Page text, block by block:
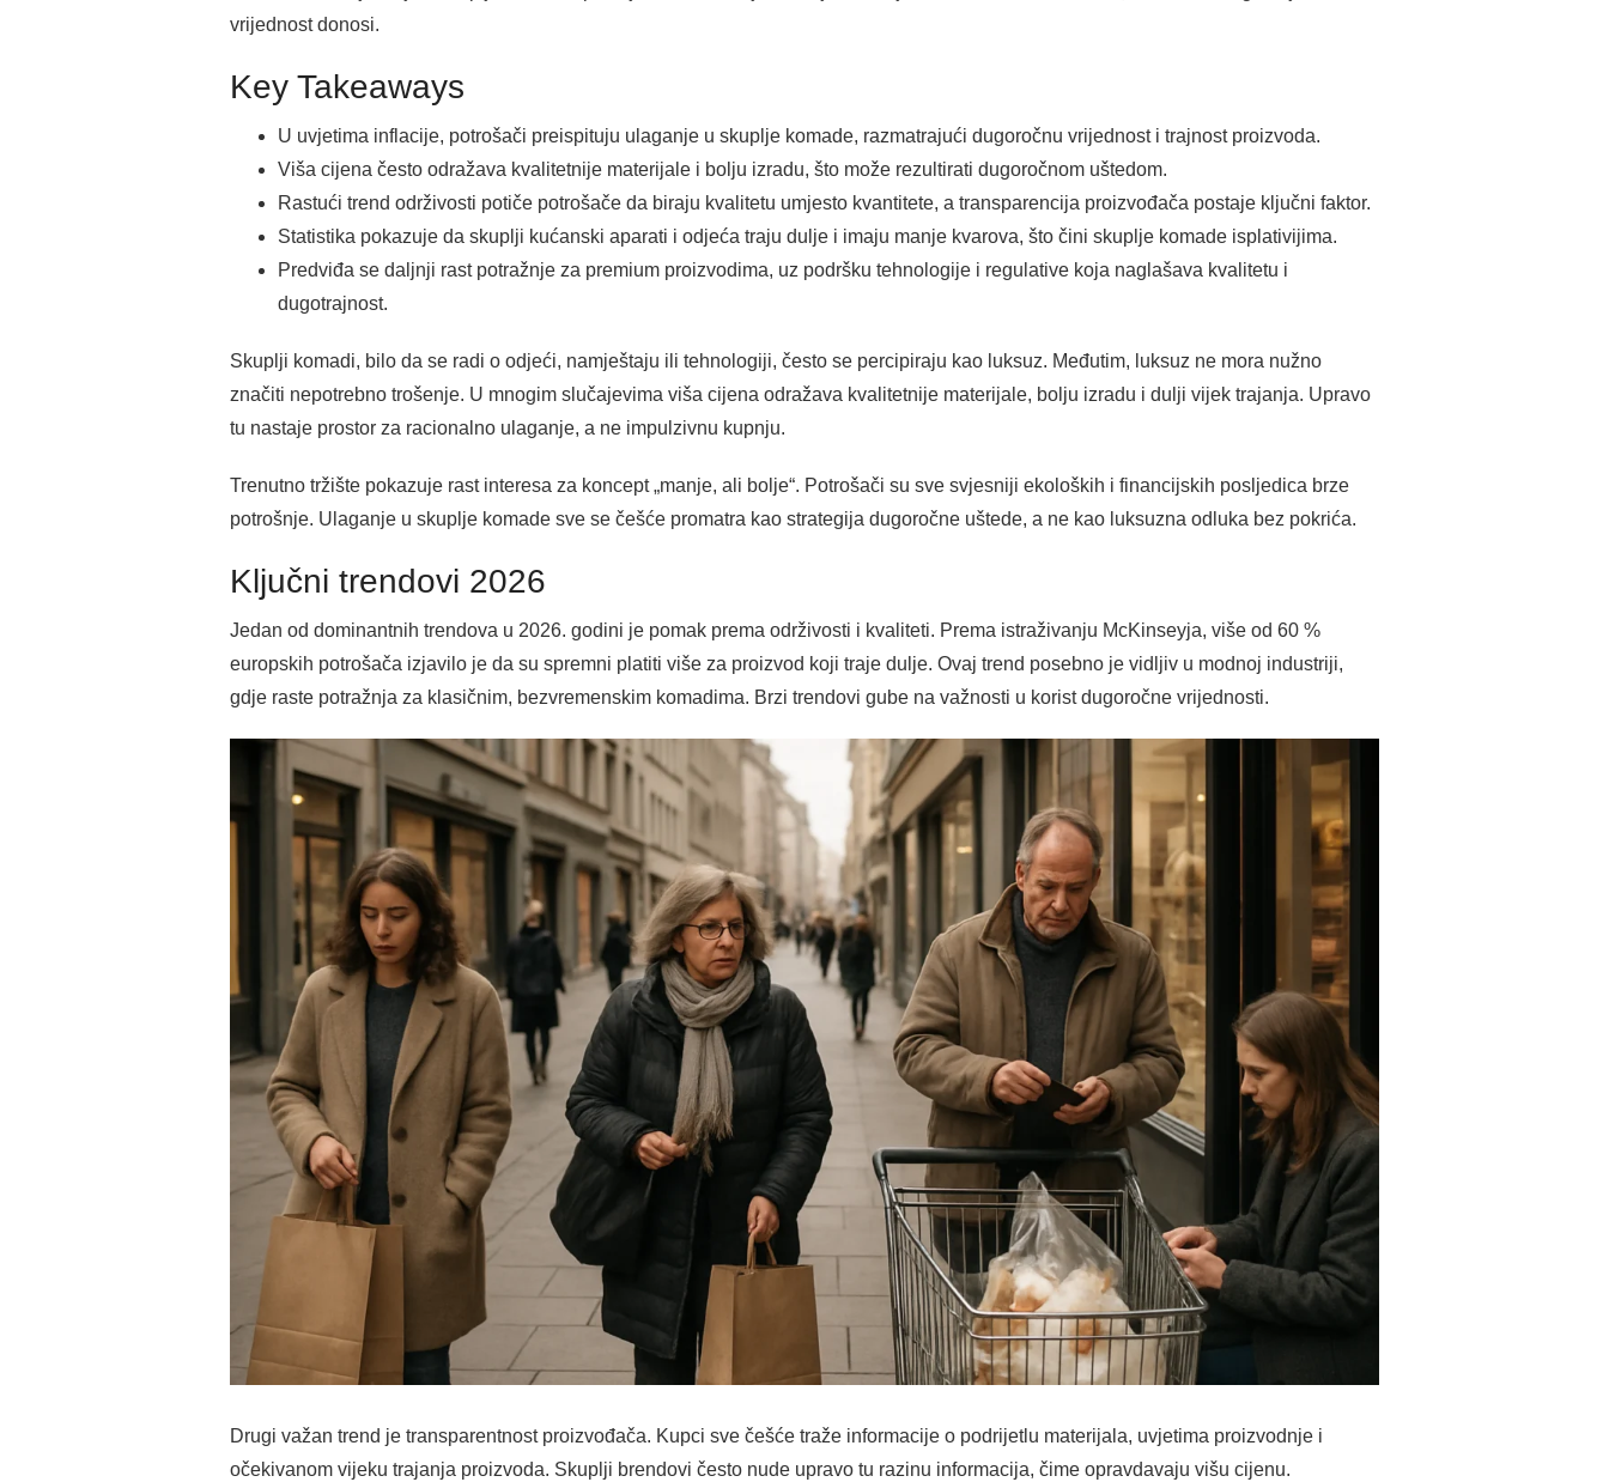
vrijednost donosi.
Key Takeaways
U uvjetima inflacije, potrošači preispituju ulaganje u skuplje komade, razmatrajući dugoročnu vrijednost i trajnost proizvoda.
Viša cijena često odražava kvalitetnije materijale i bolju izradu, što može rezultirati dugoročnom uštedom.
Rastući trend održivosti potiče potrošače da biraju kvalitetu umjesto kvantitete, a transparencija proizvođača postaje ključni faktor.
Statistika pokazuje da skuplji kućanski aparati i odjeća traju dulje i imaju manje kvarova, što čini skuplje komade isplativijima.
Predviđa se daljnji rast potražnje za premium proizvodima, uz podršku tehnologije i regulative koja naglašava kvalitetu i
dugotrajnost.
Skuplji komadi, bilo da se radi o odjeći, namještaju ili tehnologiji, često se percipiraju kao luksuz. Međutim, luksuz ne mora nužno
značiti nepotrebno trošenje. U mnogim slučajevima viša cijena odražava kvalitetnije materijale, bolju izradu i dulji vijek trajanja. Upravo
tu nastaje prostor za racionalno ulaganje, a ne impulzivnu kupnju.
Trenutno tržište pokazuje rast interesa za koncept „manje, ali bolje“. Potrošači su sve svjesniji ekoloških i financijskih posljedica brze
potrošnje. Ulaganje u skuplje komade sve se češće promatra kao strategija dugoročne uštede, a ne kao luksuzna odluka bez pokrića.
Ključni trendovi 2026
Jedan od dominantnih trendova u 2026. godini je pomak prema održivosti i kvaliteti. Prema istraživanju McKinseyja, više od 60 %
europskih potrošača izjavilo je da su spremni platiti više za proizvod koji traje dulje. Ovaj trend posebno je vidljiv u modnoj industriji,
gdje raste potražnja za klasičnim, bezvremenskim komadima. Brzi trendovi gube na važnosti u korist dugoročne vrijednosti.
Drugi važan trend je transparentnost proizvođača. Kupci sve češće traže informacije o podrijetlu materijala, uvjetima proizvodnje i
očekivanom vijeku trajanja proizvoda. Skuplji brendovi često nude upravo tu razinu informacija, čime opravdavaju višu cijenu.